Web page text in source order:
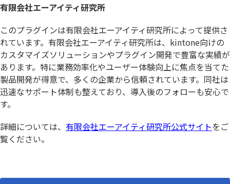
有限会社エーアイティ研究所
このプラグインは有限会社エーアイティ研究所によって提供さ
れています。有限会社エーアイティ研究所は、kintone向けの
カスタマイズソリューションやプラグイン開発で豊富な実績が
あります。特に業務効率化やユーザー体験向上に焦点を当てた
製品開発が得意で、多くの企業から信頼されています。同社は
迅速なサポート体制も整えており、導入後のフォローも安心で
す。
詳細については、 有限会社エーアイティ研究所公式サイトをご
覧ください。